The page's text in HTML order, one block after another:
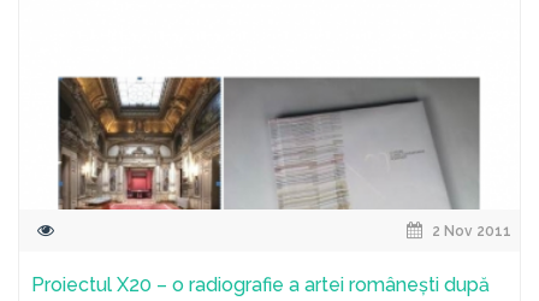
2 Nov 2011
Proiectul X20 – o radiografie a artei românești după